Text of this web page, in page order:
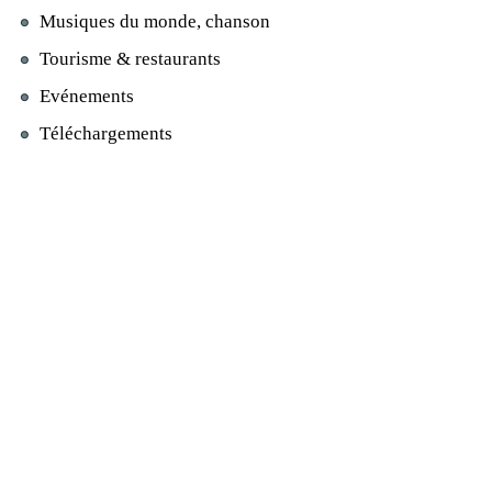
Musiques du monde, chanson
Tourisme & restaurants
Evénements
Téléchargements